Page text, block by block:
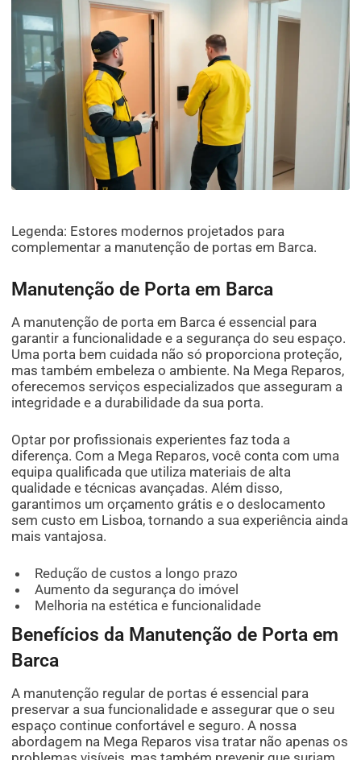
Legenda: Estores modernos projetados para
complementar a manutenção de portas em Barca.
Manutenção de Porta em Barca
A manutenção de porta em Barca é essencial para
garantir a funcionalidade e a segurança do seu espaço.
Uma porta bem cuidada não só proporciona proteção,
mas também embeleza o ambiente. Na Mega Reparos,
oferecemos serviços especializados que asseguram a
integridade e a durabilidade da sua porta.
Optar por profissionais experientes faz toda a
diferença. Com a Mega Reparos, você conta com uma
equipa qualificada que utiliza materiais de alta
qualidade e técnicas avançadas. Além disso,
garantimos um orçamento grátis e o deslocamento
sem custo em Lisboa, tornando a sua experiência ainda
mais vantajosa.
Redução de custos a longo prazo
Aumento da segurança do imóvel
Melhoria na estética e funcionalidade
Benefícios da Manutenção de Porta em
Barca
A manutenção regular de portas é essencial para
preservar a sua funcionalidade e assegurar que o seu
espaço continue confortável e seguro. A nossa
abordagem na Mega Reparos visa tratar não apenas os